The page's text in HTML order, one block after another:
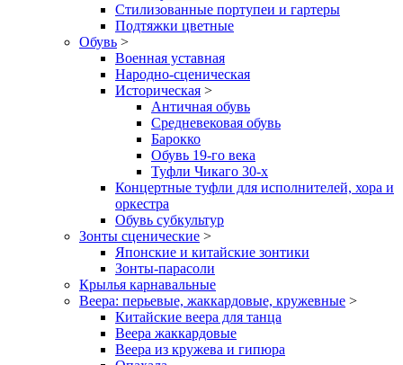
Стилизованные портупеи и гартеры
Подтяжки цветные
Обувь >
Военная уставная
Народно-сценическая
Историческая >
Античная обувь
Средневековая обувь
Барокко
Обувь 19-го века
Туфли Чикаго 30-х
Концертные туфли для исполнителей, хора и
оркестра
Обувь субкультур
Зонты сценические >
Японские и китайские зонтики
Зонты-парасоли
Крылья карнавальные
Веера: перьевые, жаккардовые, кружевные >
Китайские веера для танца
Веера жаккардовые
Веера из кружева и гипюра